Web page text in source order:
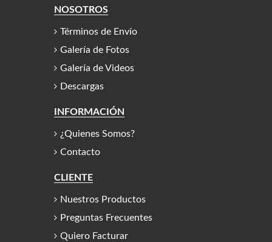
NOSOTROS
Términos de Envío
Galería de Fotos
Galería de Videos
Descargas
INFORMACIÓN
¿Quienes Somos?
Contacto
CLIENTE
Nuestros Productos
Preguntas Frecuentes
Quiero Facturar